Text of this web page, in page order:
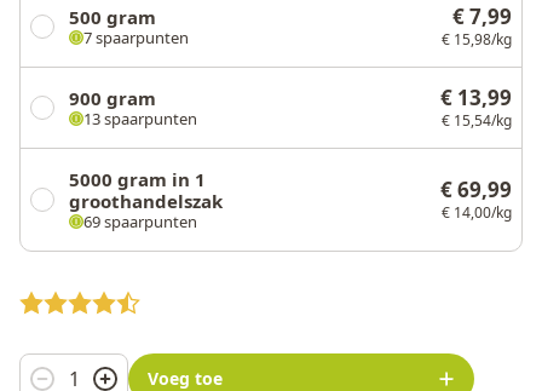
500 gram
7 spaarpunten
€ 7,99
€ 15,98/kg
900 gram
13 spaarpunten
€ 13,99
€ 15,54/kg
5000 gram in 1
groothandelszak
69 spaarpunten
€ 69,99
€ 14,00/kg
Aantal Voeg toe